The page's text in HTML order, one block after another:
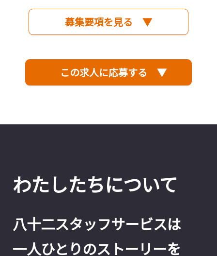
募集要項を見る ▼
この求人に応募する ▼
わたしたちについて
八十二スタッフサービスは
一人ひとりのストーリーを